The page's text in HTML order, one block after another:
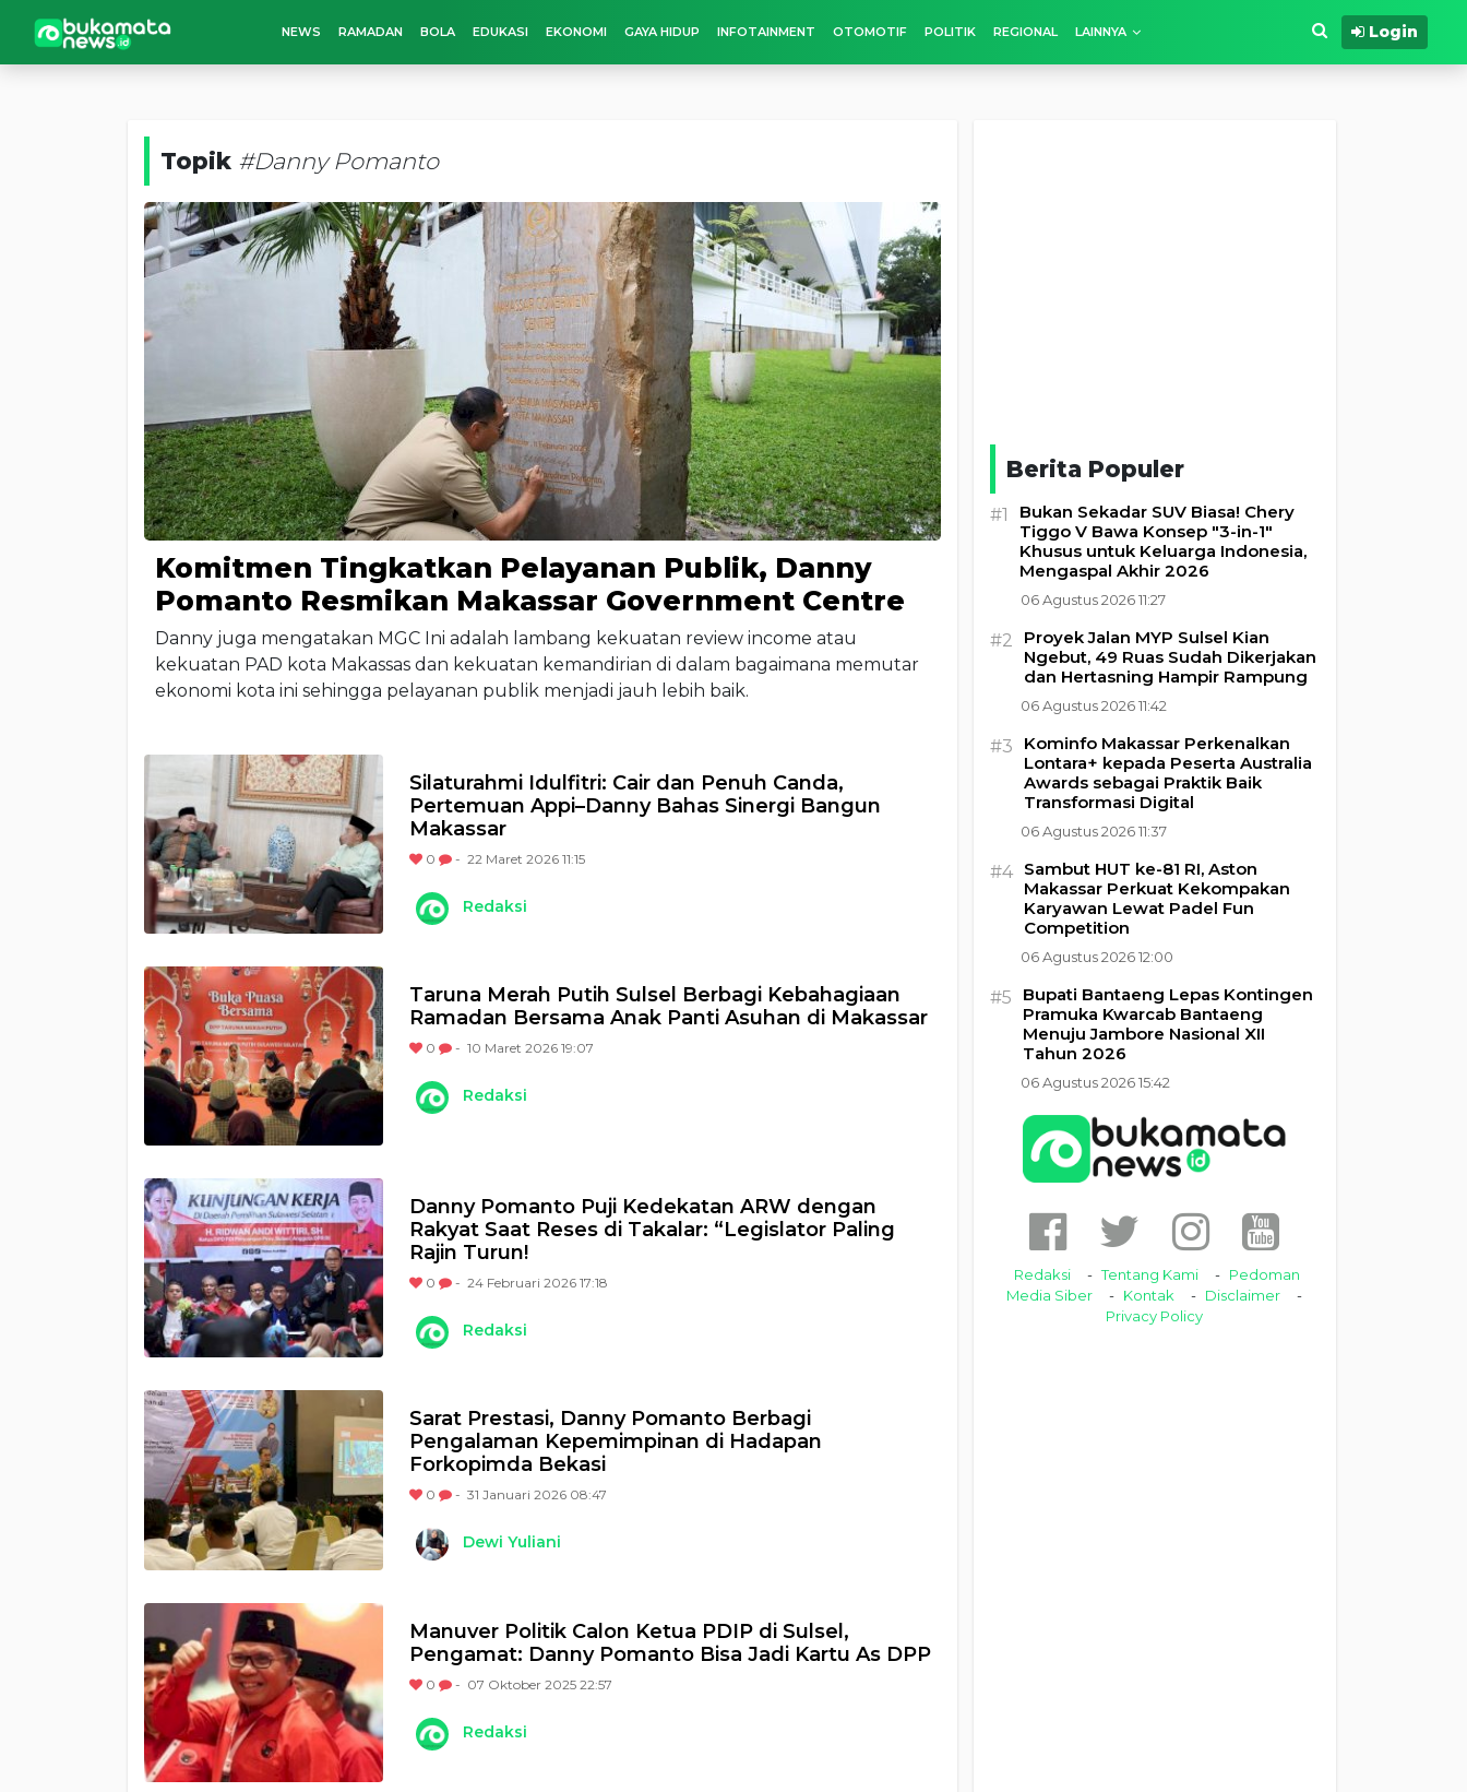
NEWS RAMADAN BOLA EDUKASI EKONOMI GAYA HIDUP INFOTAINMENT OTOMOTIF POLITIK REGIONAL LAINNYA Login
Topik #Danny Pomanto
Komitmen Tingkatkan Pelayanan Publik, Danny
Pomanto Resmikan Makassar Government Centre
Danny juga mengatakan MGC Ini adalah lambang kekuatan review income atau
kekuatan PAD kota Makassas dan kekuatan kemandirian di dalam bagaimana memutar
ekonomi kota ini sehingga pelayanan publik menjadi jauh lebih baik.
Silaturahmi Idulfitri: Cair dan Penuh Canda,
Pertemuan Appi–Danny Bahas Sinergi Bangun
Makassar
0 - 22 Maret 2026 11:15
Redaksi
Taruna Merah Putih Sulsel Berbagi Kebahagiaan
Ramadan Bersama Anak Panti Asuhan di Makassar
0 - 10 Maret 2026 19:07
Redaksi
Danny Pomanto Puji Kedekatan ARW dengan
Rakyat Saat Reses di Takalar: “Legislator Paling
Rajin Turun!
0 - 24 Februari 2026 17:18
Redaksi
Sarat Prestasi, Danny Pomanto Berbagi
Pengalaman Kepemimpinan di Hadapan
Forkopimda Bekasi
0 - 31 Januari 2026 08:47
Dewi Yuliani
Manuver Politik Calon Ketua PDIP di Sulsel,
Pengamat: Danny Pomanto Bisa Jadi Kartu As DPP
0 - 07 Oktober 2025 22:57
Redaksi
Berita Populer
#1
Bukan Sekadar SUV Biasa! Chery
Tiggo V Bawa Konsep "3-in-1"
Khusus untuk Keluarga Indonesia,
Mengaspal Akhir 2026
06 Agustus 2026 11:27
#2
Proyek Jalan MYP Sulsel Kian
Ngebut, 49 Ruas Sudah Dikerjakan
dan Hertasning Hampir Rampung
06 Agustus 2026 11:42
#3
Kominfo Makassar Perkenalkan
Lontara+ kepada Peserta Australia
Awards sebagai Praktik Baik
Transformasi Digital
06 Agustus 2026 11:37
#4 Sambut HUT ke-81 RI, Aston
Makassar Perkuat Kekompakan
Karyawan Lewat Padel Fun
Competition
06 Agustus 2026 12:00
#5
Bupati Bantaeng Lepas Kontingen
Pramuka Kwarcab Bantaeng
Menuju Jambore Nasional XII
Tahun 2026
06 Agustus 2026 15:42
Redaksi Tentang Kami
Pedoman
Media Siber
Kontak
Disclaimer
Privacy Policy